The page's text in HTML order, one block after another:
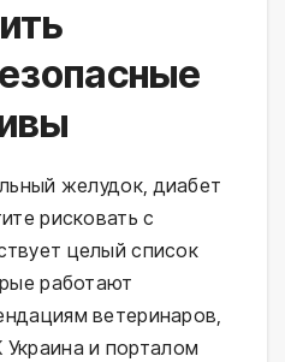
желудок, диабет
рисковать с
целый список
работают
ветеринаров,
и порталом